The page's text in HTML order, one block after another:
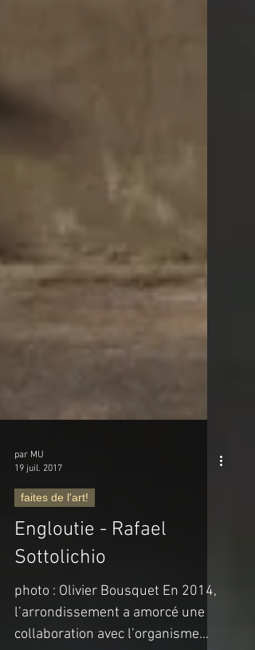
par MU
19 juil. 2017
faites de l'art!
Engloutie - Rafael
Sottolichio